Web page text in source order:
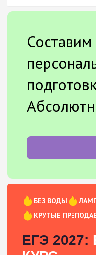
БЕЗ ВОДЫ
КРУТЫЕ
ЕГЭ 2027: